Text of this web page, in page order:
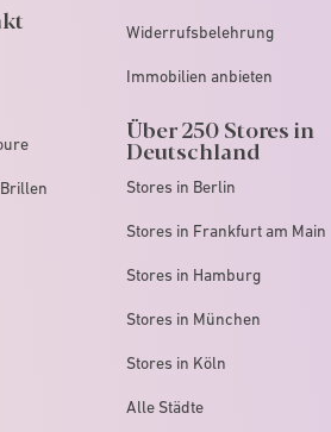
Widerrufsbelehrung
Immobilien anbieten
Über 250 Stores in
Deutschland
Stores in Berlin
Stores in Frankfurt am Main
Stores in Hamburg
Stores in München
Stores in Köln
Alle Städte